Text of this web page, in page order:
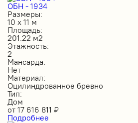
ОБН - 1934
Размеры:
10 х 11 м
Площадь:
201.22 м2
Этажность:
2
Мансарда:
Нет
Материал:
Оцилиндрованное бревно
Тип:
Дом
от 17 616 811 ₽
Подробнее